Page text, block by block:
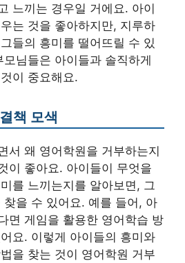
느끼는 경우일 거에요. 아이
는 것을 좋아하지만, 지루하
들의 흥미를 떨어뜨릴 수 있
님들은 아이들과 솔직하게
이 중요해요.
책 모색
서 왜 영어학원을 거부하는지
이 좋아요. 아이들이 무엇을
를 느끼는지를 알아보면, 그
을 수 있어요. 예를 들어, 아
면 게임을 활용한 영어학습 방
요. 이렇게 아이들의 흥미와
을 찾는 것이 영어학원 거부